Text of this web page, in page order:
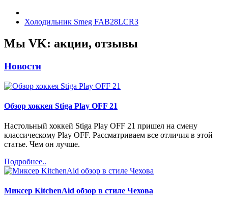
Холодильник Smeg FAB28LCR3
Мы VK: акции, отзывы
Новости
Обзор хоккея Stiga Play OFF 21
Настольный хоккей Stiga Play OFF 21 пришел на смену
классическому Play OFF. Рассматриваем все отличия в этой
статье. Чем он лучше.
Подробнее..
Миксер KitchenAid обзор в стиле Чехова